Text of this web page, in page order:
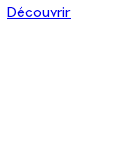
Découvrir